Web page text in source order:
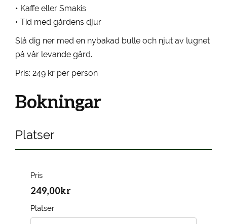
• Kaffe eller Smakis
• Tid med gårdens djur
Slå dig ner med en nybakad bulle och njut av lugnet
på vår levande gård.
Pris: 249 kr per person
Bokningar
Platser
Pris
249,00kr
Platser